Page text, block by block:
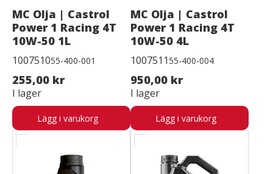
MC Olja | Castrol
Power 1 Racing 4T
10W-50 1L
100751055-400-001
255,00 kr
I lager
Lägg i varukorg
MC Olja | Castrol
Power 1 Racing 4T
10W-50 4L
100751155-400-004
950,00 kr
I lager
Lägg i varukorg